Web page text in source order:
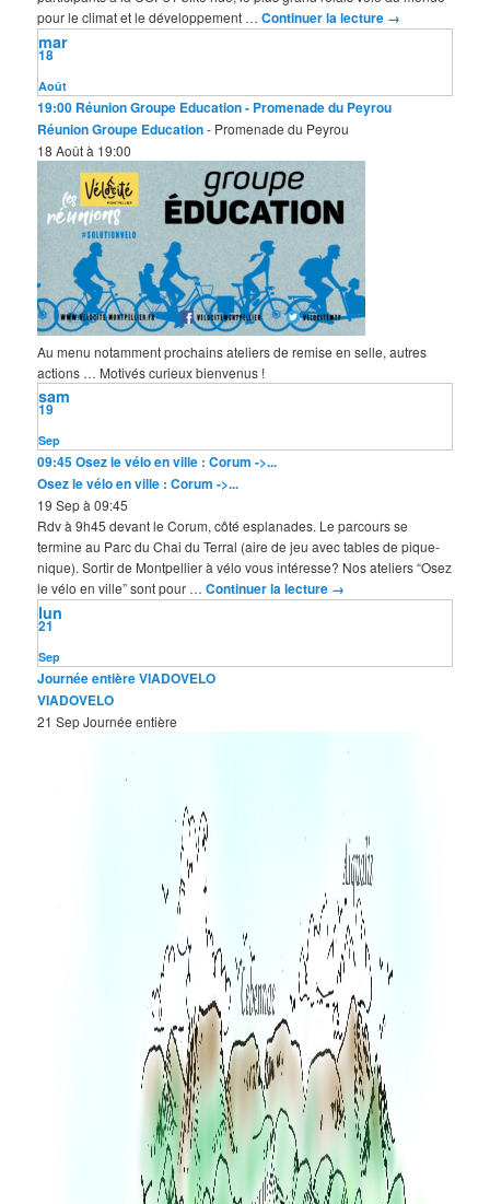
pour le climat et le développement …Continuer la lecture →
Août
18
mar
19:00 Réunion Groupe Education- Promenade du Peyrou
Réunion Groupe Education- Promenade du Peyrou
18 Août à 19:00
Au menu notamment prochains ateliers de remise en selle, autres
actions … Motivés curieux bienvenus !
Sep
19
sam
09:45Osez le vélo en ville : Corum ->...
Osez le vélo en ville : Corum ->...
19 Sep à 09:45
Rdv à 9h45 devant le Corum, côté esplanades. Le parcours se
termine au Parc du Chai du Terral (aire de jeu avec tables de pique-
nique). Sortir de Montpellier à vélo vous intéresse? Nos ateliers “Osez
le vélo en ville” sont pour …Continuer la lecture →
Sep
21
lun
Journée entièreVIADOVELO
VIADOVELO
21 SepJournée entière